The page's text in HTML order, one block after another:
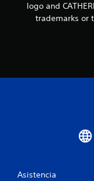
logo and
trademarks or
Asistencia